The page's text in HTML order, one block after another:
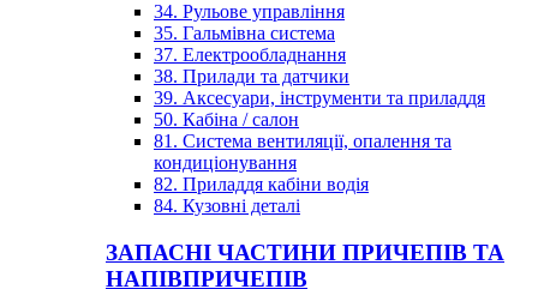
34. Рульове управління
35. Гальмівна система
37. Електрообладнання
38. Прилади та датчики
39. Аксесуари, інструменти та приладдя
50. Кабіна / салон
81. Система вентиляції, опалення та
кондиціонування
82. Приладдя кабіни водія
84. Кузовні деталі
ЗАПАСНІ ЧАСТИНИ ПРИЧЕПІВ ТА
НАПІВПРИЧЕПІВ